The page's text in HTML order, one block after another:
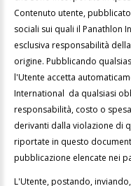
Contenuto utente,
sociali sui quali il Panathlon
esclusiva responsabilità
origine. Pubblicando
l'Utente accetta
International da qualsiasi
responsabilità, costo o
derivanti dalla violazione di
riportate in questo
pubblicazione elencate nei
L'Utente, postando,